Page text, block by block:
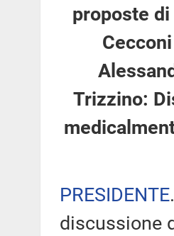
proposte
Trizzino:
PRESIDENTE
discussione